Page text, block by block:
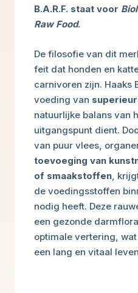
B.A.R.F. staat voor
Raw Food.
De filosofie van dit
feit dat honden en
carnivoren zijn. Haaks
voeding van
natuurlijke balans van
uitgangspunt dient.
van puur vlees,
toevoeging van
of smaakstoffen,
de voedingsstoffen
nodig heeft. Deze
een gezonde
optimale vertering,
een lang en vitaal